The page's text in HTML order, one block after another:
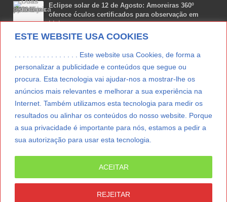
ESTE WEBSITE USA COOKIES
. . . . . . . . . . . . . . . . Este website usa Cookies, de forma a
personalizar a publicidade e conteúdos que segue ou
procura. Esta tecnologia vai ajudar-nos a mostrar-lhe os
anúncios mais relevantes e melhorar a sua experiência na
Internet. Também utilizamos esta tecnologia para medir os
resultados ou alinhar os conteúdos do nosso website. Porque
a sua privacidade é importante para nós, estamos a pedir a
sua autorização para usar esta tecnologia.
REJEITAR
ACEITAR
Eclipse solar de 12 de Agosto: Amoreiras 360º
oferece óculos certificados para observação em
Lisboa
Agosto 7, 2026
Lua Afonso vence prémio internacional de liderança
Agosto 7, 2026
Preparar o carro para as férias de Verão
Agosto 5, 2026
SUBSCREVER NEWSLETTER